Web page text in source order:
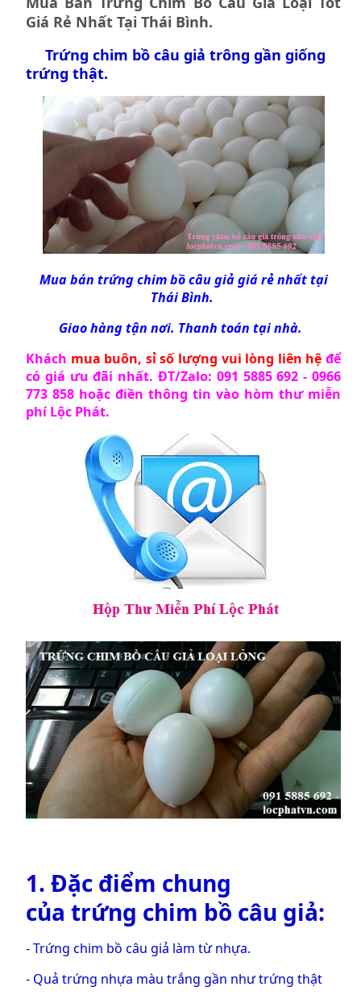
Giá Rẻ Nhất Tại Thái Bình.
Trứng chim bồ câu giả trông gần giống
trứng thật.
Mua bán trứng chim bồ câu giả giá rẻ nhất tại
Thái Bình.
Giao hàng tận nơi. Thanh toán tại nhà.
Khách mua buôn, sỉ số lượng vui lòng liên hệ để
có giá ưu đãi nhất. ĐT/Zalo: 091 5885 692 - 0966
773 858 hoặc điền thông tin vào hòm thư miễn
phí Lộc Phát.
1. Đặc điểm chung
của trứng chim bồ câu giả:
-Trứng chim bồ câu giả làm từ nhựa.
- Quả trứng nhựa màu trắng gần như trứng thật